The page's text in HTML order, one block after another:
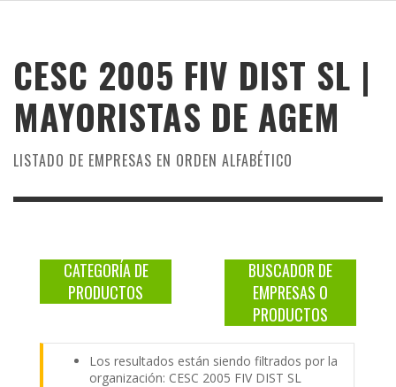
CESC 2005 FIV DIST SL |
MAYORISTAS DE AGEM
LISTADO DE EMPRESAS EN ORDEN ALFABÉTICO
CATEGORÍA DE
PRODUCTOS
BUSCADOR DE
EMPRESAS O
PRODUCTOS
Los resultados están siendo filtrados por la
organización: CESC 2005 FIV DIST SL